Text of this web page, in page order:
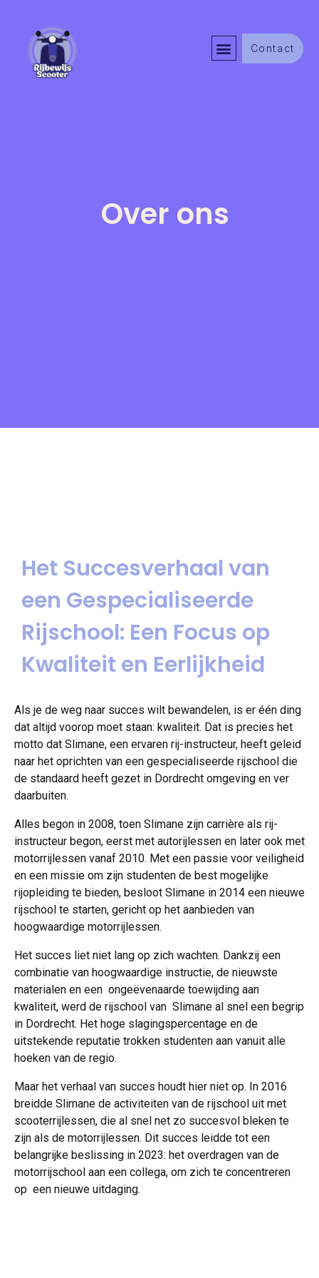
Contact
Over ons
Het Succesverhaal van
een Gespecialiseerde
Rijschool: Een Focus op
Kwaliteit en Eerlijkheid
Als je de weg naar succes wilt bewandelen, is er één ding
dat altijd voorop moet staan: kwaliteit. Dat is precies het
motto dat Slimane, een ervaren rij-instructeur, heeft geleid
naar het oprichten van een gespecialiseerde rijschool die
de standaard heeft gezet in Dordrecht omgeving en ver
daarbuiten.
Alles begon in 2008, toen Slimane zijn carrière als rij-
instructeur begon, eerst met autorijlessen en later ook met
motorrijlessen vanaf 2010. Met een passie voor veiligheid
en een missie om zijn studenten de best mogelijke
rijopleiding te bieden, besloot Slimane in 2014 een nieuwe
rijschool te starten, gericht op het aanbieden van
hoogwaardige motorrijlessen.
Het succes liet niet lang op zich wachten. Dankzij een
combinatie van hoogwaardige instructie, de nieuwste
materialen en een ongeëvenaarde toewijding aan
kwaliteit, werd de rijschool van Slimane al snel een begrip
in Dordrecht. Het hoge slagingspercentage en de
uitstekende reputatie trokken studenten aan vanuit alle
hoeken van de regio.
Maar het verhaal van succes houdt hier niet op. In 2016
breidde Slimane de activiteiten van de rijschool uit met
scooterrijlessen, die al snel net zo succesvol bleken te
zijn als de motorrijlessen. Dit succes leidde tot een
belangrijke beslissing in 2023: het overdragen van de
motorrijschool aan een collega, om zich te concentreren
op een nieuwe uitdaging.